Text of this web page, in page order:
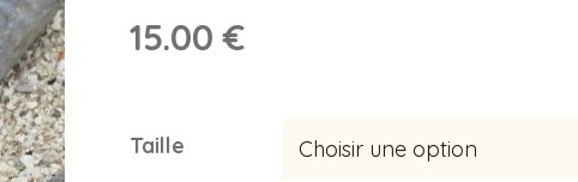
15.00€
Taille